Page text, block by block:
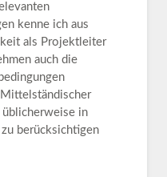
kenne ich aus
als Projektleiter
auch die
üblicherweise in
berücksichtigen